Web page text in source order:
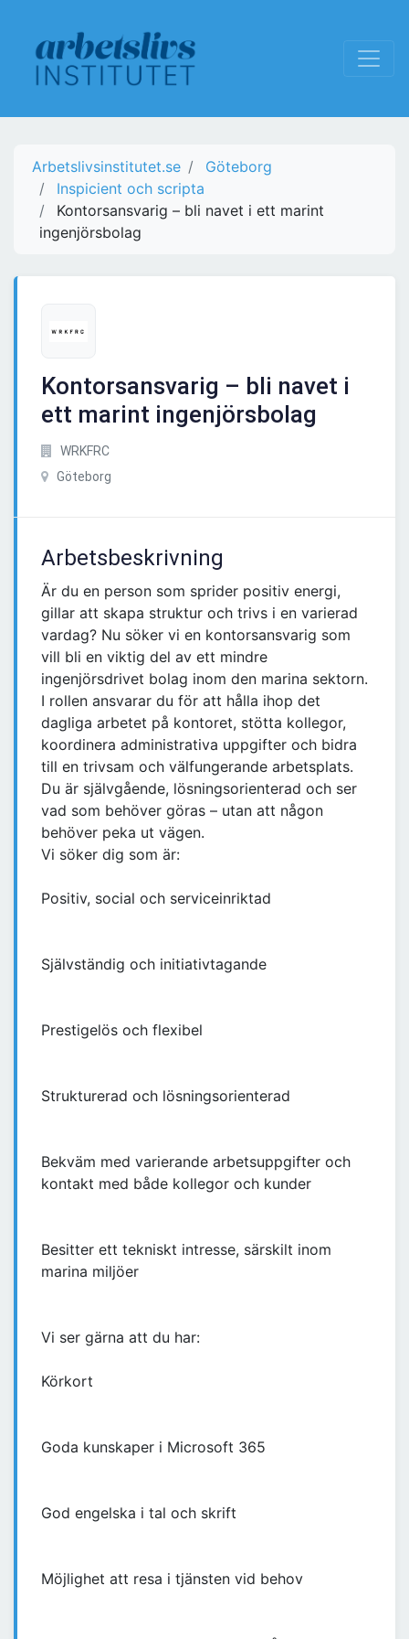
Arbetslivsinstitutet.se
Göteborg
Inspicient och scripta
Kontorsansvarig – bli navet i ett marint
ingenjörsbolag
Kontorsansvarig – bli navet i
ett marint ingenjörsbolag
WRKFRC
Göteborg
Arbetsbeskrivning
Är du en person som sprider positiv energi,
gillar att skapa struktur och trivs i en varierad
vardag? Nu söker vi en kontorsansvarig som
vill bli en viktig del av ett mindre
ingenjörsdrivet bolag inom den marina sektorn.
I rollen ansvarar du för att hålla ihop det
dagliga arbetet på kontoret, stötta kollegor,
koordinera administrativa uppgifter och bidra
till en trivsam och välfungerande arbetsplats.
Du är självgående, lösningsorienterad och ser
vad som behöver göras – utan att någon
behöver peka ut vägen.
Vi söker dig som är:
Positiv, social och serviceinriktad
Självständig och initiativtagande
Prestigelös och flexibel
Strukturerad och lösningsorienterad
Bekväm med varierande arbetsuppgifter och
kontakt med både kollegor och kunder
Besitter ett tekniskt intresse, särskilt inom
marina miljöer
Vi ser gärna att du har:
Körkort
Goda kunskaper i Microsoft 365
God engelska i tal och skrift
Möjlighet att resa i tjänsten vid behov